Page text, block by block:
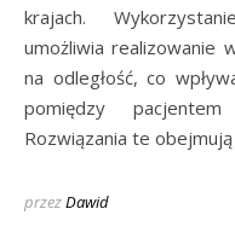
krajach.
umożliwia realizowanie
na odległość, co
pomiędzy
Rozwiązania te
przezDawid